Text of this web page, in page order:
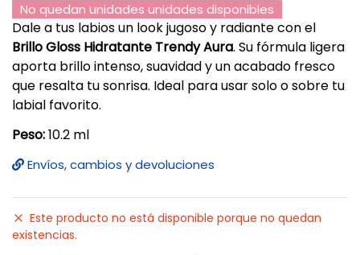
No quedan unidades unidades disponibles
Dale a tus labios un look jugoso y radiante con el
Brillo Gloss Hidratante Trendy Aura. Su fórmula ligera
aporta brillo intenso, suavidad y un acabado fresco
que resalta tu sonrisa. Ideal para usar solo o sobre tu
labial favorito.
Peso:10.2 ml
Envíos, cambios y devoluciones
Este producto no está disponible porque no quedan
existencias.